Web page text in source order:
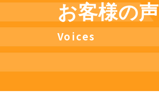
ッ
お客様の声
Voices